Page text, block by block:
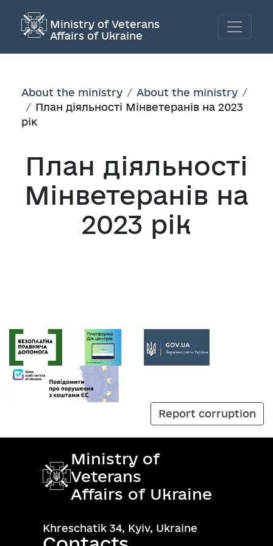
Ministry of Veterans
Affairs of Ukraine
About the ministry
About the ministry
План діяльності Мінветеранів на 2023
рік
План діяльності
Мінветеранів на
2023 рік
Report corruption
Ministry of
Veterans
Affairs of Ukraine
Khreschatik 34, Kyiv, Ukraine